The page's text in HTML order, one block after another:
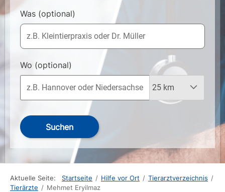
Was (optional)
Wo (optional)
Suchen
Aktuelle Seite: Startseite / Hilfe vor Ort / Tierarztverzeichnis /
Tierärzte / Mehmet Eryilmaz